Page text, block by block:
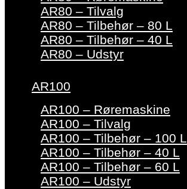
AR80 – Tilvalg
AR80 – Tilbehør – 80 L
AR80 – Tilbehør – 40 L
AR80 – Udstyr
AR100
AR100 – Røremaskine
AR100 – Tilvalg
AR100 – Tilbehør – 100 L
AR100 – Tilbehør – 40 L
AR100 – Tilbehør – 60 L
AR100 – Udstyr